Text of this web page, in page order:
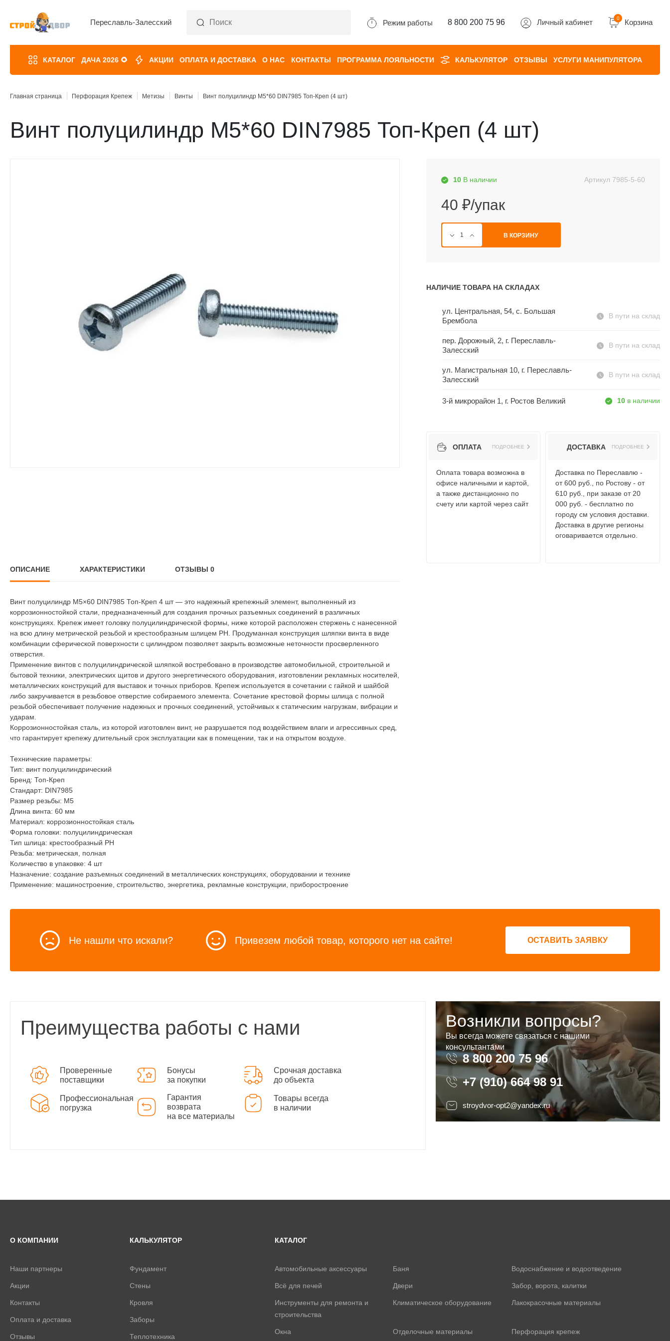
Переславль-Залесский Режим работы 8 800 200 75 96 Личный кабинет 0 Корзина
КАТАЛОГ ДАЧА 2026 🌻 АКЦИИ ОПЛАТА И ДОСТАВКА О НАС КОНТАКТЫ ПРОГРАММА ЛОЯЛЬНОСТИ КАЛЬКУЛЯТОР ОТЗЫВЫ УСЛУГИ МАНИПУЛЯТОРА
Главная страница Перфорация Крепеж Метизы Винты Винт полуцилиндр М5*60 DIN7985 Топ-Креп (4 шт)
Винт полуцилиндр М5*60 DIN7985 Топ-Креп (4 шт)
10 В наличии Артикул 7985-5-60
40 ₽/упак
В КОРЗИНУ
НАЛИЧИЕ ТОВАРА НА СКЛАДАХ
ул. Центральная, 54, c. Большая
Брембола
В пути на склад
пер. Дорожный, 2, г. Переславль-
Залесский
В пути на склад
ул. Магистральная 10, г. Переславль-
Залесский
В пути на склад
3-й микрорайон 1, г. Ростов Великий 10 в наличии
ОПЛАТА ПОДРОБНЕЕ
Оплата товара возможна в
офисе наличными и картой,
а также дистанционно по
счету или картой через сайт
ДОСТАВКА ПОДРОБНЕЕ
Доставка по Переславлю -
от 600 руб., по Ростову - от
610 руб., при заказе от 20
000 руб. - бесплатно по
городу см условия доставки.
Доставка в другие регионы
оговаривается отдельно.
ОПИСАНИЕ ХАРАКТЕРИСТИКИ ОТЗЫВЫ 0
Винт полуцилиндр М5×60 DIN7985 Топ-Креп 4 шт — это надежный крепежный элемент, выполненный из
коррозионностойкой стали, предназначенный для создания прочных разъемных соединений в различных
конструкциях. Крепеж имеет головку полуцилиндрической формы, ниже которой расположен стержень с нанесенной
на всю длину метрической резьбой и крестообразным шлицем PH. Продуманная конструкция шляпки винта в виде
комбинации сферической поверхности с цилиндром позволяет закрыть возможные неточности просверленного
отверстия.
Применение винтов с полуцилиндрической шляпкой востребовано в производстве автомобильной, строительной и
бытовой техники, электрических щитов и другого энергетического оборудования, изготовлении рекламных носителей,
металлических конструкций для выставок и точных приборов. Крепеж используется в сочетании с гайкой и шайбой
либо закручивается в резьбовое отверстие собираемого элемента. Сочетание крестовой формы шлица с полной
резьбой обеспечивает получение надежных и прочных соединений, устойчивых к статическим нагрузкам, вибрации и
ударам.
Коррозионностойкая сталь, из которой изготовлен винт, не разрушается под воздействием влаги и агрессивных сред,
что гарантирует крепежу длительный срок эксплуатации как в помещении, так и на открытом воздухе.
Технические параметры:
Тип: винт полуцилиндрический
Бренд: Топ-Креп
Стандарт: DIN7985
Размер резьбы: М5
Длина винта: 60 мм
Материал: коррозионностойкая сталь
Форма головки: полуцилиндрическая
Тип шлица: крестообразный PH
Резьба: метрическая, полная
Количество в упаковке: 4 шт
Назначение: создание разъемных соединений в металлических конструкциях, оборудовании и технике
Применение: машиностроение, строительство, энергетика, рекламные конструкции, приборостроение
Не нашли что искали? Привезем любой товар, которого нет на сайте! ОСТАВИТЬ ЗАЯВКУ
Преимущества работы с нами
Проверенные
поставщики
Бонусы
за покупки
Срочная доставка
до объекта
Профессиональная
погрузка
Гарантия
возврата
на все материалы
Товары всегда
в наличии
Возникли вопросы?
Вы всегда можете связаться с нашими
консультантами
8 800 200 75 96 8 800 200 75 96
+7 (910) 664 98 91
stroydvor-opt2@yandex.ru
О КОМПАНИИ
Наши партнеры
Акции
Контакты
Оплата и доставка
Отзывы
КАЛЬКУЛЯТОР
Фундамент
Стены
Кровля
Заборы
Теплотехника
КАТАЛОГ
Автомобильные аксессуары Баня Водоснабжение и водоотведение
Всё для печей Двери Забор, ворота, калитки
Инструменты для ремонта и
строительства
Климатическое оборудование Лакокрасочные материалы
Окна Отделочные материалы Перфорация крепеж